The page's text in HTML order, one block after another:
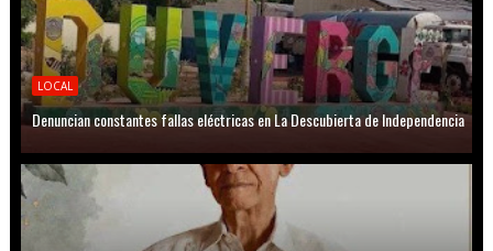
LOCAL
Denuncian constantes fallas eléctricas en La Descubierta de Independencia